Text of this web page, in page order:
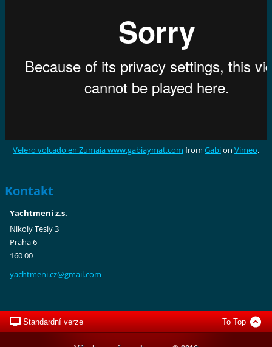
Velero volcado en Zumaia www.gabiaymat.com from Gabion Vimeo.
Kontakt
Yachtmeni z.s.
Nikoly Tesly 3
Praha 6
160 00
yachtmeni.cz@gmail.com
Standardní verze To Top